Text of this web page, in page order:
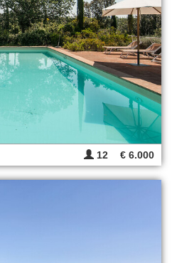
12 € 6.000